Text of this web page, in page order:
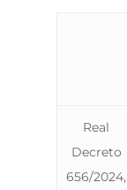
Real
Decreto
656/2024,